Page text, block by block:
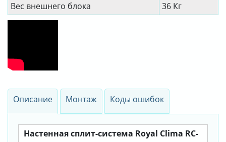
Вес внешнего блока
36 Кг
Описание Монтаж Коды ошибок
Настенная сплит-система Royal Clima RC-